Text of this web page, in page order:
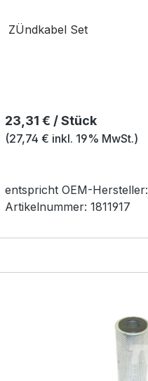
ZÜndkabel Set
Regulärer Preis:
23,31 € / Stück
(27,74 € inkl. 19% MwSt.)
entspricht OEM-Hersteller:
Artikelnummer: 1811917